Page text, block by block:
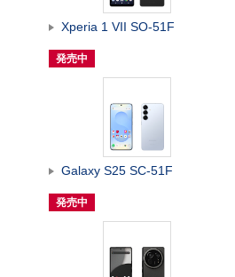
Xperia 1 VII SO-51F
発売中
Galaxy S25 SC-51F
発売中